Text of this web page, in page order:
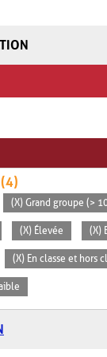
(4)
(X) Grand groupe (>
(X) Élevée (X)
(X) En classe et hors